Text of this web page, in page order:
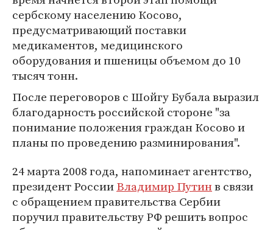
сербскому населению Косово,
предусматривающий поставки
медикаментов, медицинского
оборудования и пшеницы объемом до 10
тысяч тонн.
После переговоров с Шойгу Бубала выразил
благодарность российской стороне "за
понимание положения граждан Косово и
планы по проведению разминирования".
24 марта 2008 года, напоминает агентство,
президент РоссииВладимир Путинв связи
с обращением правительства Сербии
поручил правительству РФ решить вопрос